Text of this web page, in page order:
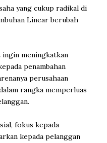
yang cukup radikal di
Linear berubah
meningkatkan
penambahan
perusahaan
rangka memperluas
fokus kepada
kepada pelanggan